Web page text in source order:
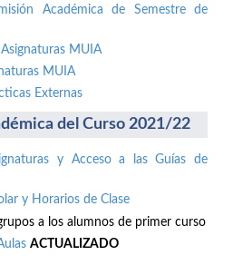
Académica de Semestre de
MUIA
MUIA
Externas
del Curso 2021/22
y Acceso a las Guías de
y Horarios de Clase
a los alumnos de primer curso
ACTUALIZADO